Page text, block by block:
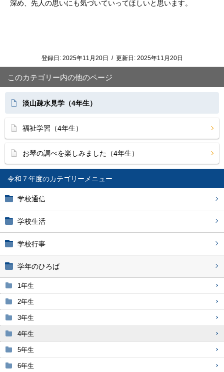
令和７年度
学校通信
学校生活
学校行事
学年のひろば
1年生
2年生
3年生
4年生
5年生
6年生
深め、先人の思いにも気づいていってほしいと思います。
登録日: 2025年11月20日 / 更新日: 2025年11月20日
このカテゴリー内の他のページ
淡山疎水見学（4年生）
福祉学習（4年生）
お琴の調べを楽しみました（4年生）